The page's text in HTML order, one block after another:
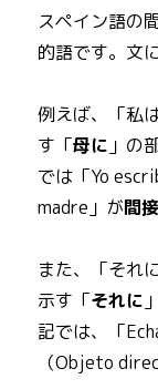
スペイン語の
的語です。文
例えば、「私
す「母に 」の
では「Yo
madre」が間
また、「それ
示す「それに
記では、「
（Objeto